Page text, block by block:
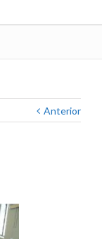
Anterior